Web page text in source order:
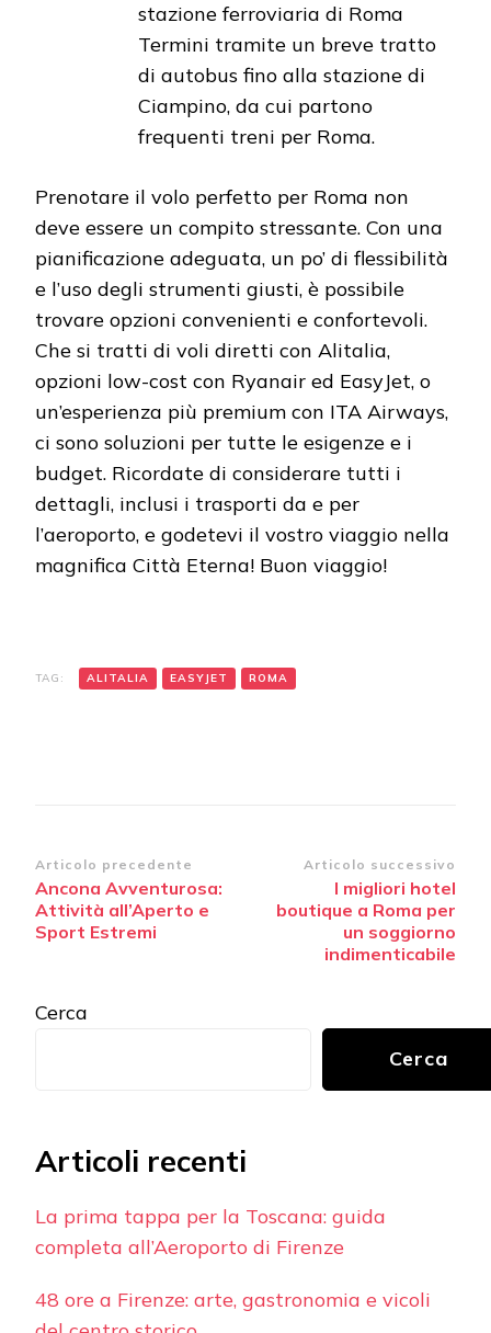
stazione ferroviaria di Roma
Termini tramite un breve tratto
di autobus fino alla stazione di
Ciampino, da cui partono
frequenti treni per Roma.
Prenotare il volo perfetto per Roma non
deve essere un compito stressante. Con una
pianificazione adeguata, un po’ di flessibilità
e l’uso degli strumenti giusti, è possibile
trovare opzioni convenienti e confortevoli.
Che si tratti di voli diretti con Alitalia,
opzioni low-cost con Ryanair ed EasyJet, o
un’esperienza più premium con ITA Airways,
ci sono soluzioni per tutte le esigenze e i
budget. Ricordate di considerare tutti i
dettagli, inclusi i trasporti da e per
l’aeroporto, e godetevi il vostro viaggio nella
magnifica Città Eterna! Buon viaggio!
TAG: ALITALIA EASYJET ROMA
Navigazione
articoli
Articolo precedente
Ancona Avventurosa:
Attività all’Aperto e
Sport Estremi
Articolo successivo
I migliori hotel
boutique a Roma per
un soggiorno
indimenticabile
Cerca
Cerca
Articoli recenti
La prima tappa per la Toscana: guida
completa all’Aeroporto di Firenze
48 ore a Firenze: arte, gastronomia e vicoli